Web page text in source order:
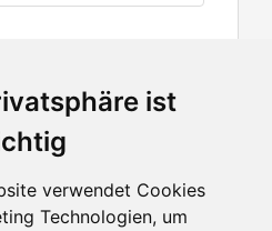
ist
verwendet Cookies
Technologien, um